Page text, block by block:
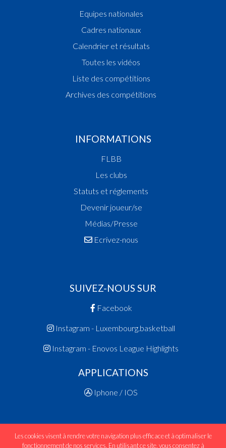
Equipes nationales
Cadres nationaux
Calendrier et résultats
Toutes les vidéos
Liste des compétitions
Archives des compétitions
INFORMATIONS
FLBB
Les clubs
Statuts et réglements
Devenir joueur/se
Médias/Presse
Ecrivez-nous
SUIVEZ-NOUS SUR
Facebook
Instagram - Luxembourg.basketball
Instagram - Enovos League Highlights
APPLICATIONS
Iphone / IOS
Les cookies visent à rendre votre navigation plus efficace et à optimaliser le
fonctionnement de nos services. En utilisant ce site, vous consentez à